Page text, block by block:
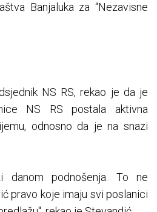
Banjaluka za “Nezavisne
NS RS, rekao je da je
NS RS postala aktivna
odnosno da je na snazi
danom podnošenja. To ne
pravo koje imaju svi poslanici